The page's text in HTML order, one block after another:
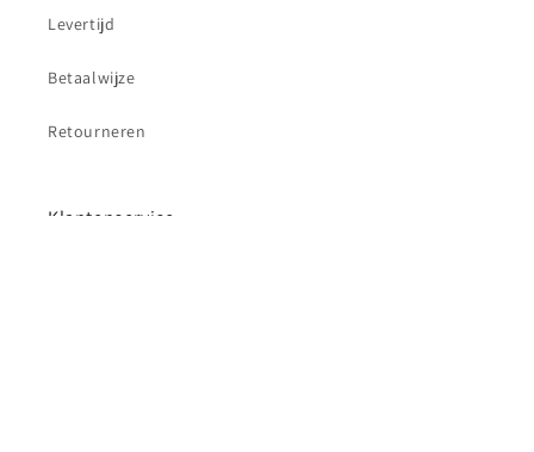
Levertijd
Betaalwijze
Retourneren
Klantenservice